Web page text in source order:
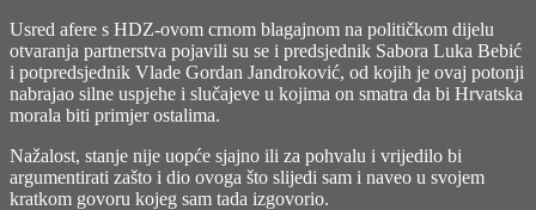
Usred afere s HDZ-ovom crnom blagajnom na političkom dijelu
otvaranja partnerstva pojavili su se i predsjednik Sabora Luka Bebić
i potpredsjednik Vlade Gordan Jandroković, od kojih je ovaj potonji
nabrajao silne uspjehe i slučajeve u kojima on smatra da bi Hrvatska
morala biti primjer ostalima.
Nažalost, stanje nije uopće sjajno ili za pohvalu i vrijedilo bi
argumentirati zašto i dio ovoga što slijedi sam i naveo u svojem
kratkom govoru kojeg sam tada izgovorio.